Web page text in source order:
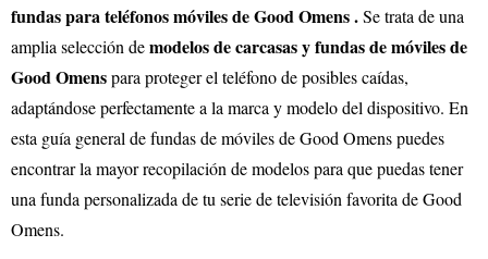
fundas para teléfonos móviles de Good Omens .Se trata de una
amplia selección demodelos de carcasas y fundas de móviles de
Good Omenspara proteger el teléfono de posibles caídas,
adaptándose perfectamente a la marca y modelo del dispositivo. En
esta guía general de fundas de móviles de Good Omens puedes
encontrar la mayor recopilación de modelos para que puedas tener
una funda personalizada de tu serie de televisión favorita de Good
Omens.